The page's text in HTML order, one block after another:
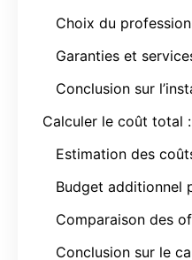
Choix du
Garanties et
Conclusion sur
Calculer le coût total
Estimation des
Budget additionnel
Comparaison des
Conclusion sur le